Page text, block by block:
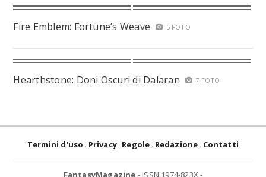
Fire Emblem: Fortune’s Weave 5 FOTO
Hearthstone: Doni Oscuri di Dalaran 7 FOTO
Termini d'uso Privacy Regole Redazione Contatti
FantasyMagazine - ISSN 1974-823X -